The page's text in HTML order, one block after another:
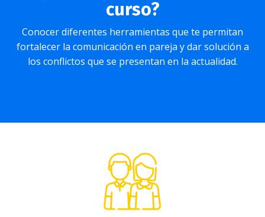
curso?
Conocer diferentes herramientas que te permitan
fortalecer la comunicación en pareja y dar solución a
los conflictos que se presentan en la actualidad.